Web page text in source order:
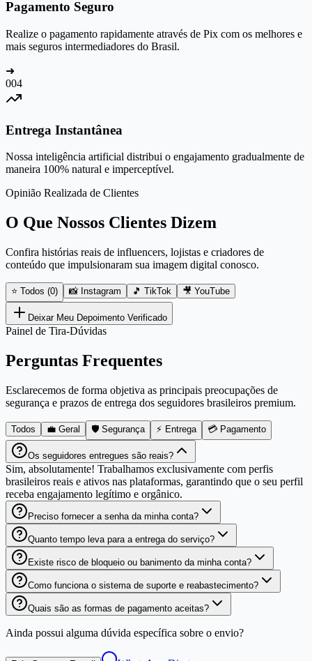
Pagamento Seguro
Realize o pagamento rapidamente através de Pix com os melhores e
mais seguros intermediadores do Brasil.
➜
004
Entrega Instantânea
Nossa inteligência artificial distribui o engajamento gradualmente de
maneira 100% natural e imperceptível.
Opinião Realizada de Clientes
O Que Nossos Clientes Dizem
Confira histórias reais de influencers, lojistas e criadores de
conteúdo que impulsionaram sua imagem digital conosco.
⭐ Todos (0) 📸 Instagram 🎵 TikTok 🎥 YouTube
Deixar Meu Depoimento Verificado
Painel de Tira-Dúvidas
Perguntas Frequentes
Esclarecemos de forma objetiva as principais preocupações de
segurança e prazos de entrega dos seguidores brasileiros premium.
Todos 💼 Geral 🛡️ Segurança ⚡ Entrega 💳 Pagamento
Os seguidores entregues são reais?
Sim, absolutamente! Trabalhamos exclusivamente com perfis
brasileiros reais e ativos nas plataformas, garantindo que o seu perfil
receba engajamento legítimo e orgânico.
Preciso fornecer a senha da minha conta?
Quanto tempo leva para a entrega do serviço?
Existe risco de bloqueio ou banimento da minha conta?
Como funciona o sistema de suporte e reabastecimento?
Quais são as formas de pagamento aceitas?
Ainda possui alguma dúvida específica sobre o envio?